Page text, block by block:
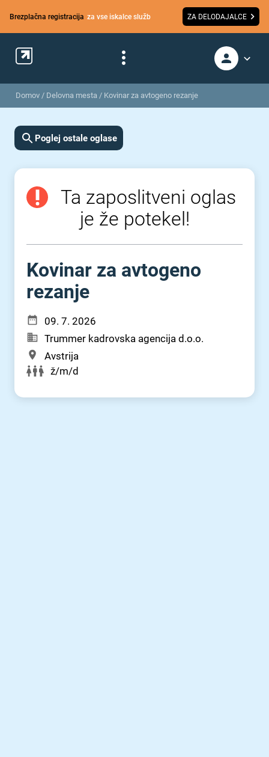
Brezplačna registracija za vse iskalce služb ZA DELODAJALCE
Domov / Delovna mesta / Kovinar za avtogeno rezanje
Poglej ostale oglase
Ta zaposlitveni oglas
je že potekel!
Kovinar za avtogeno
rezanje
09. 7. 2026
Trummer kadrovska agencija d.o.o.
Avstrija
ž/m/d